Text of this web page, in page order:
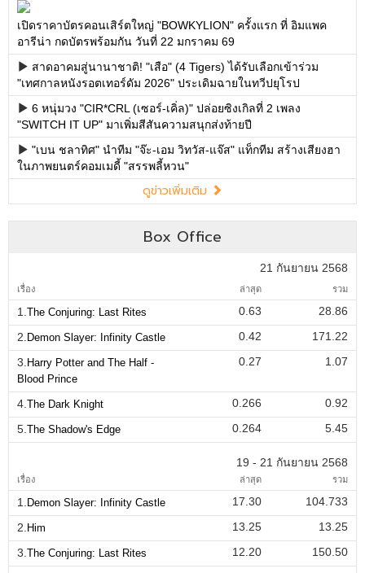
เปิดราคาบัตรคอนเสิร์ตใหญ่ "BOWKYLION" ครั้งแรก ที่ อิมแพค
อารีน่า กดบัตรพร้อมกัน วันที่ 22 มกราคม 69
สาดอาคมสู่นานาชาติ! "เสือ" (4 Tigers) ได้รับเลือกเข้าร่วม
"เทศกาลหนังรอตเทอร์ดัม 2026" ประเดิมฉายในทวีปยุโรป
6 หนุ่มวง "CIR*CRL (เซอร์-เคิ่ล)" ปล่อยซิงเกิลที่ 2 เพลง
"SWITCH IT UP" มาเพิ่มสีสันความสนุกส่งท้ายปี
"เบน ชลาทิศ" นำทีม "จ๊ะ-เอม วิทวัส-แจ๊ส" แท็กทีม สร้างเสียงฮา
ในภาพยนตร์คอมเมดี้ "สรรพลี้หวน"
ดูข่าวเพิ่มเติม
Box Office
21 กันยายน 2568
เรื่อง ล่าสุด รวม
1. The Conjuring: Last Rites 0.63
28.86
2. Demon Slayer: Infinity Castle 0.42
171.22
3. Harry Potter and The Half -
Blood Prince
0.27 1.07
4. The Dark Knight 0.266
0.92
5. The Shadow's Edge 0.264 5.45
19 - 21 กันยายน 2568
เรื่อง ล่าสุด รวม
1. Demon Slayer: Infinity Castle 17.30
104.733
2. Him 13.25
13.25
3. The Conjuring: Last Rites 12.20
150.50